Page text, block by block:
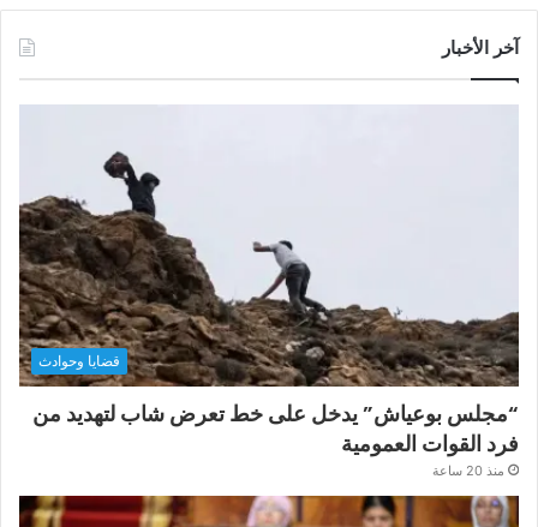
آخر الأخبار
قضايا وحوادث
“مجلس بوعياش” يدخل على خط تعرض شاب لتهديد من
فرد القوات العمومية
منذ 20 ساعة